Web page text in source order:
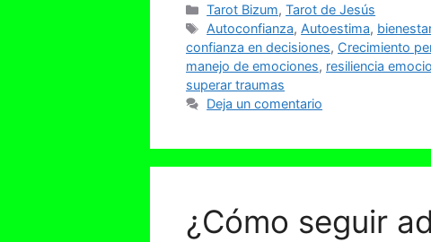
Categorías
Tarot Bizum,Tarot de Jesús
Etiquetas
Autoconfianza,Autoestima,
confianza en decisiones, Crecimiento
manejo de emociones, resiliencia
superar traumas
Deja un comentario
¿Cómo seguir